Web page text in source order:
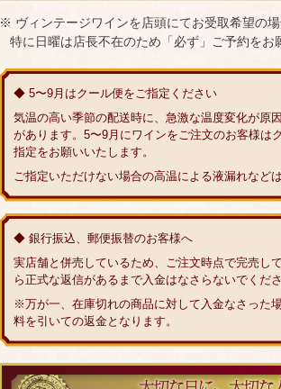
※ ヴィンテージワインを店頭にてお受取希望の
特に日曜は店長不在のため「必ず」ご予約をお
◆ 5〜9月はクール便をご指定ください
気温の高い季節の配送時に、急激な温度変化が原
があります。5〜9月にワインをご注文のお客様は
指定をお願いいたします。
ご指定いただけない場合の高温による液漏れなど
◆ 銀行振込、郵便振替のお客様へ
実店舗と併売しているため、ご注文時点で完売し
ら正式な返信があるまで入金はなさらないでくだ
※万が一、在庫切れの商品に対して入金なさった
料を引いての返金となります。